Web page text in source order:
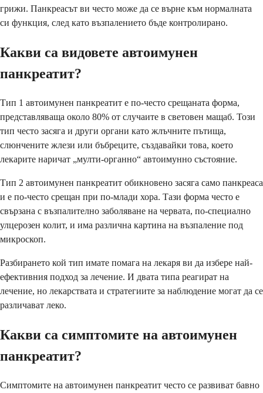
грижи. Панкреасът ви често може да се върне към нормалната
си функция, след като възпалението бъде контролирано.
Какви са видовете автоимунен
панкреатит?
Тип 1 автоимунен панкреатит е по-често срещаната форма,
представляваща около 80% от случаите в световен мащаб. Този
тип често засяга и други органи като жлъчните пътища,
слюнчените жлези или бъбреците, създавайки това, което
лекарите наричат „мулти-органно“ автоимунно състояние.
Тип 2 автоимунен панкреатит обикновено засяга само панкреаса
и е по-често срещан при по-млади хора. Тази форма често е
свързана с възпалително заболяване на червата, по-специално
улцерозен колит, и има различна картина на възпаление под
микроскоп.
Разбирането кой тип имате помага на лекаря ви да избере най-
ефективния подход за лечение. И двата типа реагират на
лечение, но лекарствата и стратегиите за наблюдение могат да се
различават леко.
Какви са симптомите на автоимунен
панкреатит?
Симптомите на автоимунен панкреатит често се развиват бавно